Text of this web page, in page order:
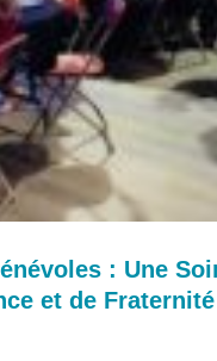
: Une
et de Fraternité